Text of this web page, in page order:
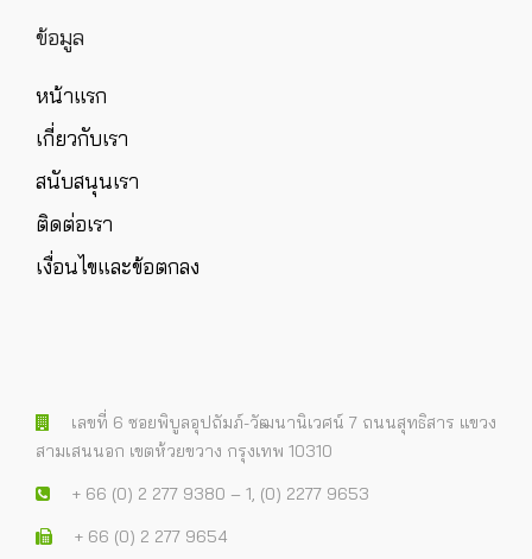
ข้อมูล
หน้าแรก
เกี่ยวกับเรา
สนับสนุนเรา
ติดต่อเรา
เงื่อนไขและข้อตกลง
เลขที่ 6 ซอยพิบูลอุปถัมภ์-วัฒนานิเวศน์ 7 ถนนสุทธิสาร แขวง
สามเสนนอก เขตห้วยขวาง กรุงเทพ 10310
+ 66 (0) 2 277 9380 – 1, (0) 2277 9653
+ 66 (0) 2 277 9654